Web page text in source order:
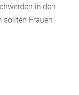
in den
sollten Frauen